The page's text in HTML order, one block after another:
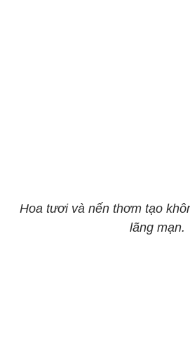
Hoa tươi và nến thơm tạo
lãng mạn.